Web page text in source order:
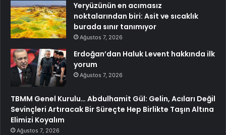
Yeryüzünün en acımasız
noktalarından biri: Asit ve sıcaklık
burada sınır tanımıyor
Ağustos 7, 2026
Erdoğan’dan Haluk Levent hakkında ilk
yorum
Ağustos 7, 2026
TBMM Genel Kurulu… Abdulhamit Gül: Gelin, Acıları Değil
Sevinçleri Artıracak Bir Süreçte Hep Birlikte Taşın Altına
Elimizi Koyalım
Ağustos 7, 2026